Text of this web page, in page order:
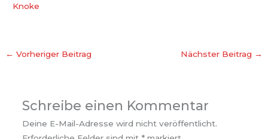
Knoke
← Vorheriger Beitrag Nächster Beitrag →
Schreibe einen Kommentar
Deine E-Mail-Adresse wird nicht veröffentlicht.